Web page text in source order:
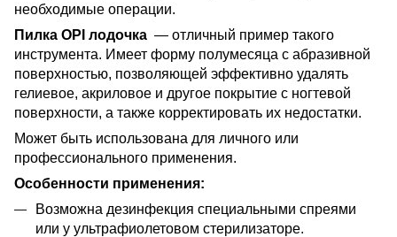
необходимые операции.
Пилка OPI лодочка — отличный пример такого
инструмента. Имеет форму полумесяца с абразивной
поверхностью, позволяющей эффективно удалять
гелиевое, акриловое и другое покрытие с ногтевой
поверхности, а также корректировать их недостатки.
Может быть использована для личного или
профессионального применения.
Особенности применения:
Возможна дезинфекция специальными спреями
или у ультрафиолетовом стерилизаторе.